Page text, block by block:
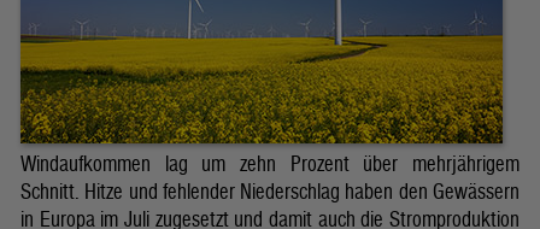
Windaufkommen lag um zehn Prozent über mehrjährigem
Schnitt. Hitze und fehlender Niederschlag haben den Gewässern
in Europa im Juli zugesetzt und damit auch die Stromproduktion